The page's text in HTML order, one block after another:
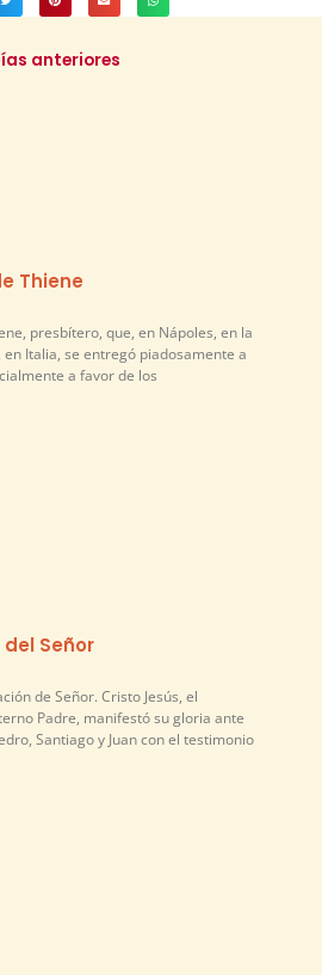
anteriores
Thiene
presbítero, que, en Nápoles, en la
Italia, se entregó piadosamente a
a favor de los
Señor
de Señor. Cristo Jesús, el
Padre, manifestó su gloria ante
Santiago y Juan con el testimonio